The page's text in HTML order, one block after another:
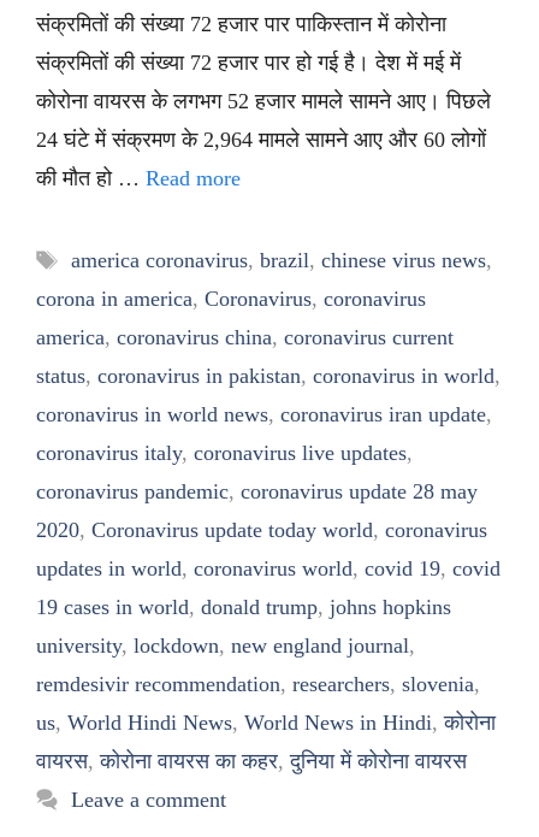
संक्रमितों की संख्या 72 हजार पार पाकिस्तान में कोरोना
संक्रमितों की संख्या 72 हजार पार हो गई है। देश में मई में
कोरोना वायरस के लगभग 52 हजार मामले सामने आए। पिछले
24 घंटे में संक्रमण के 2,964 मामले सामने आए और 60 लोगों
की मौत हो … Read more
Tags
america coronavirus, brazil, chinese virus news,
corona in america, Coronavirus, coronavirus
america, coronavirus china, coronavirus current
status, coronavirus in pakistan, coronavirus in world,
coronavirus in world news, coronavirus iran update,
coronavirus italy, coronavirus live updates,
coronavirus pandemic, coronavirus update 28 may
2020, Coronavirus update today world, coronavirus
updates in world, coronavirus world, covid 19, covid
19 cases in world, donald trump, johns hopkins
university, lockdown, new england journal,
remdesivir recommendation, researchers, slovenia,
us, World Hindi News, World News in Hindi,कोरोना
वायरस,कोरोना वायरस का कहर,दुनिया में कोरोना वायरस
Leave a comment